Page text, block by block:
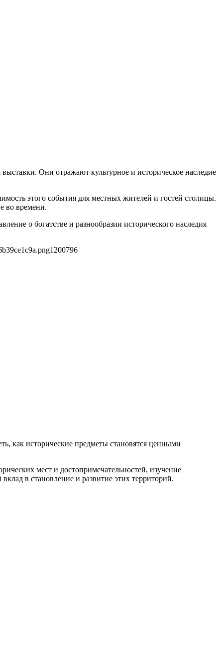
Они отражают культурное и историческое наследие
этого события для местных жителей и гостей столицы.
во времени.
о богатстве и разнообразии исторического наследия
1200796
как исторические предметы становятся ценными
мест и достопримечательностей, изучение
в становление и развитие этих территорий.